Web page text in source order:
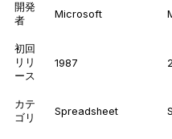
開発
者
Microsoft
初回
リリ
ース
1987
カテ
ゴリ
Spreadsheet